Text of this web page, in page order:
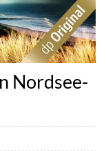
Nordsee-